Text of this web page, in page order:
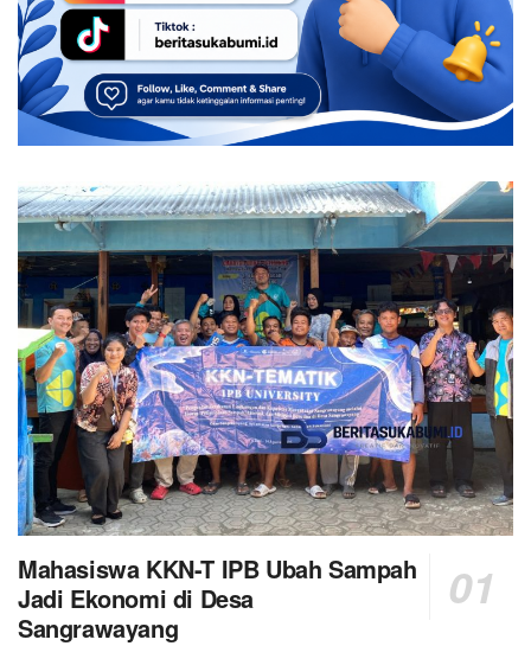
Mahasiswa KKN-T IPB Ubah Sampah
Jadi Ekonomi di Desa
Sangrawayang